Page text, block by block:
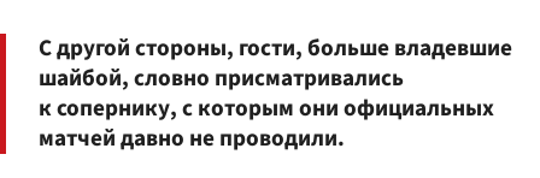
С другой стороны, гости, больше владевшие
шайбой, словно присматривались
к сопернику, с которым они официальных
матчей давно не проводили.